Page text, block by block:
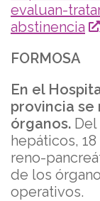
evaluan-
abstinencia
FORMOSA
En el
provincia se
órganos.
hepáticos,
reno-
de los
operativos.